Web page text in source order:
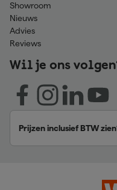
Showroom
Nieuws
Advies
Reviews
Wil je ons
Prijzen inclusief BTW